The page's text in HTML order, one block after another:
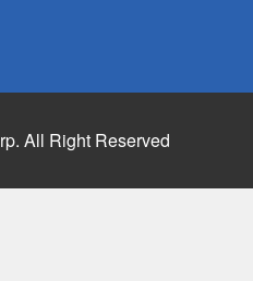
All Right Reserved